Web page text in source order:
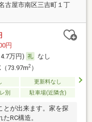
古屋市南区三吉町１丁
円
万円)
なし
73.97m2）
更新料なし
別 駐車場(近隣含)
とが出来ます。家を探
RC構造。